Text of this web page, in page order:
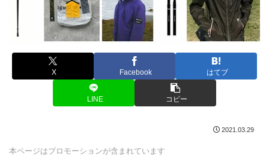
X Facebook はてブ
LINE コピー
2021.03.29
本ページはプロモーションが含まれています